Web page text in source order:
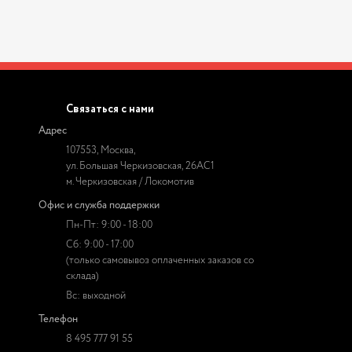
Связаться с нами
Адрес
107553, Москва,
ул. Большая Черкизовская, 26АС1
м. Черкизовская / Локомотив
Офис и служба поддержки
Пн-Пт: 9:00 - 18:00
Сб: 9:00 - 17:00
(только самовывоз оплаченных заказов со
склада)
Вс: выходной
Телефон
8 495 777 91 55